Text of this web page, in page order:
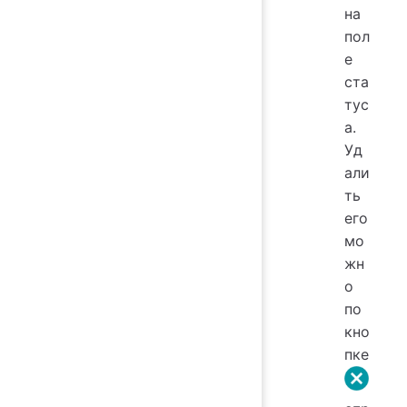
на
пол
е
ста
тус
а.
Уд
али
ть
его
мо
жн
о
по
кно
пке